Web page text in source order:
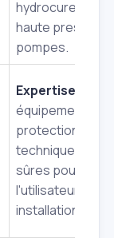
hydrocureur
haute pression,
pompes.
Expertise
équipement de
protection,
techniques
sûres pour
l'utilisateur et les
installations.